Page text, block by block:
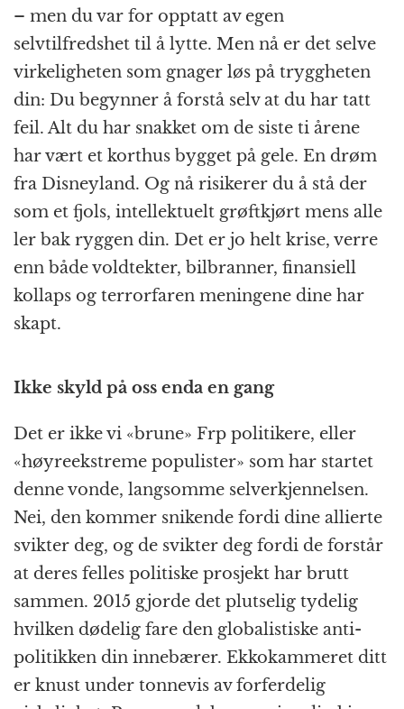
– men du var for opptatt av egen
selvtilfredshet til å lytte. Men nå er det selve
virkeligheten som gnager løs på tryggheten
din: Du begynner å forstå selv at du har tatt
feil. Alt du har snakket om de siste ti årene
har vært et korthus bygget på gele. En drøm
fra Disneyland. Og nå risikerer du å stå der
som et fjols, intellektuelt grøftkjørt mens alle
ler bak ryggen din. Det er jo helt krise, verre
enn både voldtekter, bilbranner, finansiell
kollaps og terrorfaren meningene dine har
skapt.
Ikke skyld på oss enda en gang
Det er ikke vi «brune» Frp politikere, eller
«høyreekstreme populister» som har startet
denne vonde, langsomme selverkjennelsen.
Nei, den kommer snikende fordi dine allierte
svikter deg, og de svikter deg fordi de forstår
at deres felles politiske prosjekt har brutt
sammen. 2015 gjorde det plutselig tydelig
hvilken dødelig fare den globalistiske anti-
politikken din innebærer. Ekkokammeret ditt
er knust under tonnevis av forferdelig